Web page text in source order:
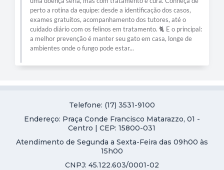
perto a rotina da equipe: desde a identificação dos casos,
exames gratuitos, acompanhamento dos tutores, até o
cuidado diário com os felinos em tratamento. 🐈 E o principal:
a melhor prevenção é manter seu gato em casa, longe de
ambientes onde o fungo pode estar...
Telefone: (17) 3531-9100
Endereço: Praça Conde Francisco Matarazzo, 01 -
Centro | CEP: 15800-031
Atendimento de Segunda a Sexta-Feira das 09h00 às
15h00
CNPJ: 45.122.603/0001-02